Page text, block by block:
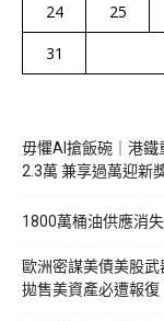
24
25
31
毋懼AI搶飯碗｜港
2.3萬 兼享過萬迎新
1800萬桶油供應消
歐洲密謀美債美股武
拋售美資產必遭報復